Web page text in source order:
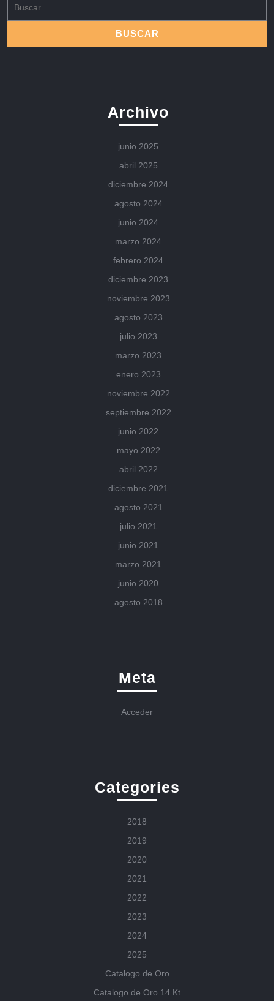
Archivo
junio 2025
abril 2025
diciembre 2024
agosto 2024
junio 2024
marzo 2024
febrero 2024
diciembre 2023
noviembre 2023
agosto 2023
julio 2023
marzo 2023
enero 2023
noviembre 2022
septiembre 2022
junio 2022
mayo 2022
abril 2022
diciembre 2021
agosto 2021
julio 2021
junio 2021
marzo 2021
junio 2020
agosto 2018
Meta
Acceder
Categories
2018
2019
2020
2021
2022
2023
2024
2025
Catalogo de Oro
Catalogo de Oro 14 Kt